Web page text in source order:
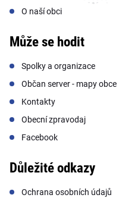
O naší obci
Může se hodit
Spolky a organizace
Občan server - mapy obce
Kontakty
Obecní zpravodaj
Facebook
Důležité odkazy
Ochrana osobních údajů